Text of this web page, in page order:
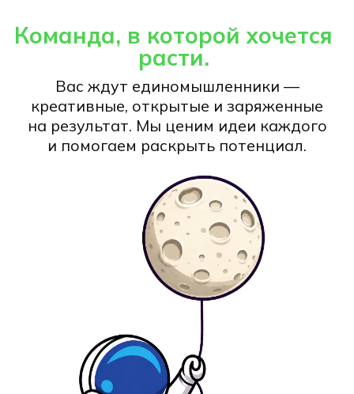
З/п конкурентная, обговариваем
График работы 3/3 либо 5/2
Оформление согласно ТК РФ;
в большом коллективе с лучшими
профессионалами в своей сфере
Корпоративные мероприятия,
Мы предлагаем:
тренингов, тестирований,
ресторана: выручка, средний
чек, оборачиваемость стола и др.
Обеспечение и контроль
наличия необходимых запасов
Организация мероприятий и